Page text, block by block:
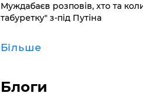
Муждабаєв розповів, хто та
табуретку" з-під Путіна
Більше
Блоги